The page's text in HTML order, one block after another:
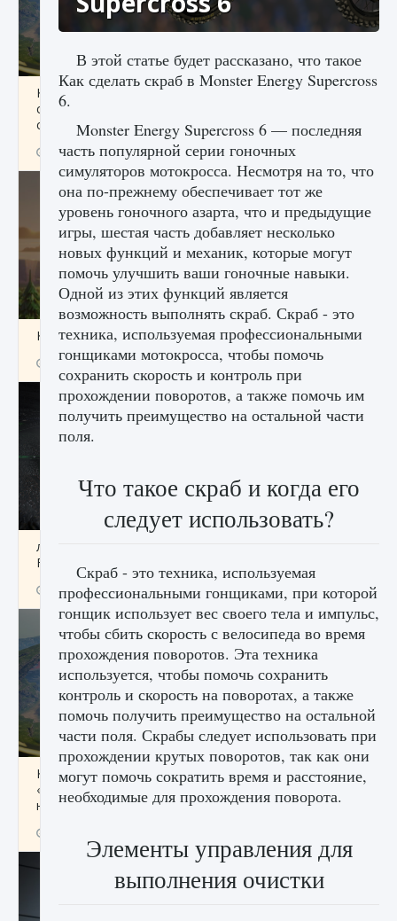
Как исправить ошибку Palworld «Идет
сохранение мира — Невозможно начать
сохранение данных мира»
9 августа 2024 2 511 0 0
Как заработать медали лиги Clash of Clans
9 августа 2024 2 599 0 1
лицензии, лиги, команды и стадионы в EA
FC 25
9 августа 2024 2 395 0 2
Как исправить ошибку Palworld EPalworld
«Идет сохранение мира — Невозможно
начать сохранение данных мира»
В этой статье будет рассказано, что такое
Как сделать скраб в Monster Energy Supercross
6.
Monster Energy Supercross 6 — последняя
часть популярной серии гоночных
симуляторов мотокросса. Несмотря на то, что
она по-прежнему обеспечивает тот же
уровень гоночного азарта, что и предыдущие
игры, шестая часть добавляет несколько
новых функций и механик, которые могут
помочь улучшить ваши гоночные навыки.
Одной из этих функций является
возможность выполнять скраб. Скраб - это
техника, используемая профессиональными
гонщиками мотокросса, чтобы помочь
сохранить скорость и контроль при
прохождении поворотов, а также помочь им
получить преимущество на остальной части
поля.
Что такое скраб и когда его
следует использовать?
Скраб - это техника, используемая
профессиональными гонщиками, при которой
гонщик использует вес своего тела и импульс,
чтобы сбить скорость с велосипеда во время
прохождения поворотов. Эта техника
используется, чтобы помочь сохранить
контроль и скорость на поворотах, а также
помочь получить преимущество на остальной
части поля. Скрабы следует использовать при
прохождении крутых поворотов, так как они
могут помочь сократить время и расстояние,
необходимые для прохождения поворота.
Элементы управления для
выполнения очистки